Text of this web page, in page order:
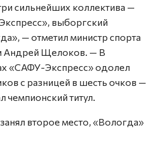
сильнейших коллектива —
выборгский
— отметил министр спорта
Андрей Щелоков. — В
«САФУ-Экспресс» одолел
с разницей в шесть очков —
чемпионский титул.
второе место, «Вологда»